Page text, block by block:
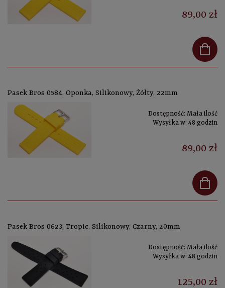
89,00 zł
Pasek Bros 0584, Oponka, Silikonowy, Żółty, 22mm
Dostępność: Mała ilość
Wysyłka w: 48 godzin
89,00 zł
Pasek Bros 0623, Tropic, Silikonowy, Czarny, 20mm
Dostępność: Mała ilość
Wysyłka w: 48 godzin
125,00 zł